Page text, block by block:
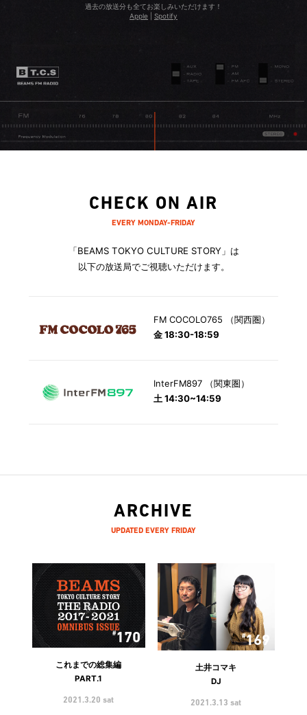
過去の放送分も全てお楽しみいただけます！
Apple
Spotify
CHECK ON AIR
EVERY MONDAY-FRIDAY
「BEAMS TOKYO CULTURE STORY」は
以下の放送局でご視聴いただけます。
FM COCOLO765 （関西圏）
金 18:30-18:59
InterFM897 （関東圏）
土 14:30~14:59
ARCHIVE
UPDATED EVERY FRIDAY
170
これまでの総集編
PART.1
2021.3.20 sat
169
土井コマキ
DJ
2021.3.13 sat